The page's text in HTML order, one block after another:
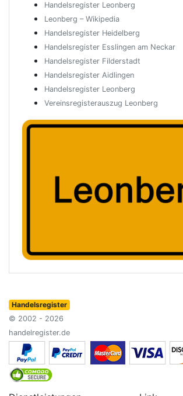
Handelsregister Leonberg
Leonberg – Wikipedia
Handelsregister Heidelberg
Handelsregister Esslingen am Neckar
Handelsregister Filderstadt
Handelsregister Aidlingen
Handelsregister Leonberg
Vereinsregisterauszug Leonberg
Handelsregister
© 2002 - 2026
handelregister.de